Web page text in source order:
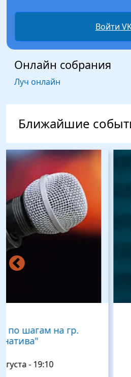
Войти
Онлайн собрания
Луч онлайн
Ближайшие
Изображение
Спикерская
воскресенье, 9